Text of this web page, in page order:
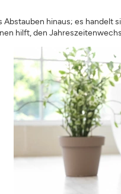
hinaus; es handelt
hilft, den